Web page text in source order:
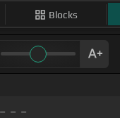
Blocks